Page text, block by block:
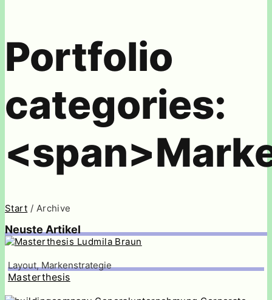
Portfolio
categories:
Start / Archive
Neuste Artikel
Layout, Markenstrategie
Masterthesis